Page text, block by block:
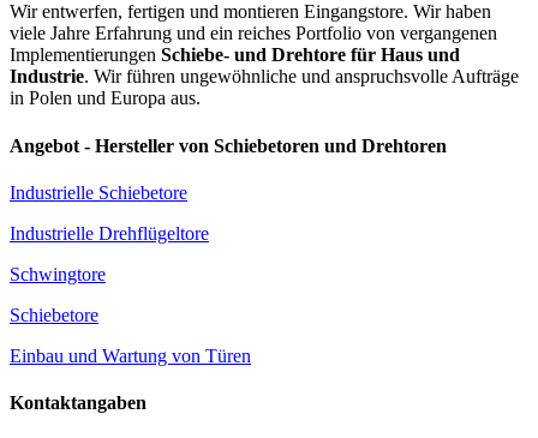
Wir entwerfen, fertigen und montieren Eingangstore. Wir haben
viele Jahre Erfahrung und ein reiches Portfolio von vergangenen
Implementierungen Schiebe- und Drehtore für Haus und
Industrie. Wir führen ungewöhnliche und anspruchsvolle Aufträge
in Polen und Europa aus.
Angebot - Hersteller von Schiebetoren und Drehtoren
Industrielle Schiebetore
Industrielle Drehflügeltore
Schwingtore
Schiebetore
Einbau und Wartung von Türen
Kontaktangaben